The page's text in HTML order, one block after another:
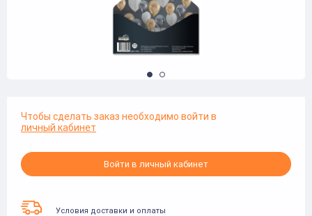
Чтобы сделать заказ необходимо войти в
личный кабинет
Войти в личный кабинет
Условия доставки и оплаты